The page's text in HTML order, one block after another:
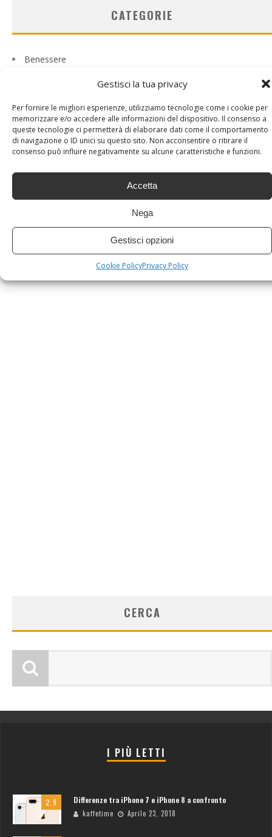
Gestisci la tua privacy
Per fornire le migliori esperienze, utilizziamo tecnologie come i cookie per
memorizzare e/o accedere alle informazioni del dispositivo. Il consenso a
queste tecnologie ci permetterà di elaborare dati come il comportamento
di navigazione o ID unici su questo sito. Non acconsentire o ritirare il
consenso può influire negativamente su alcune caratteristiche e funzioni.
Accetta
Nega
Gestisci opzioni
Cookie PolicyPrivacy Policy
CATEGORIE
Benessere
Senza categoria
Tech
Viaggi
CERCA
I PIÙ LETTI
2.9 Differenze tra iPhone 7 e iPhone 8 a confronto
kaffetime Aprile 23, 2018